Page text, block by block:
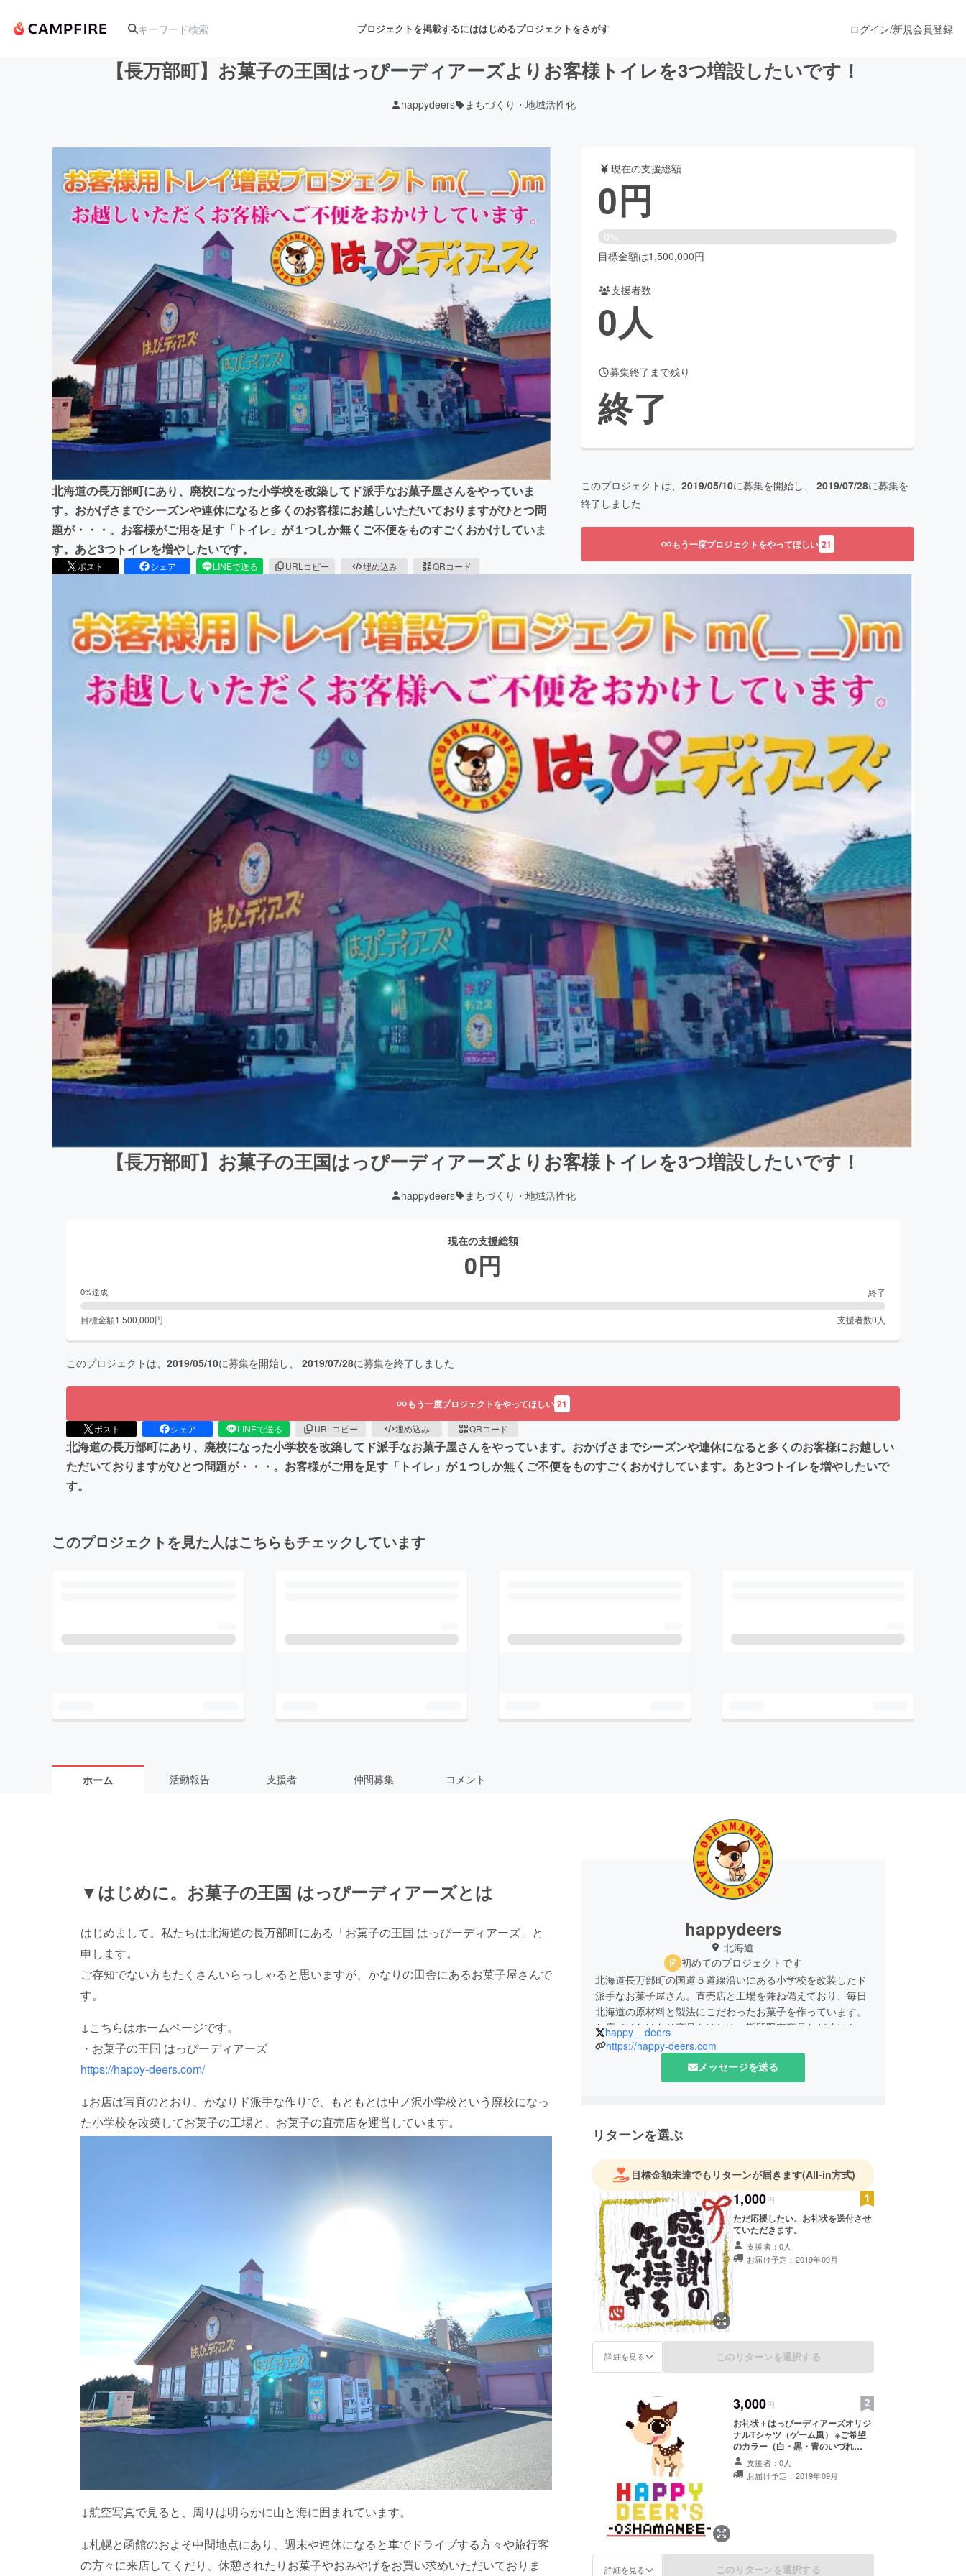
プロジェクトを掲載するにははじめるプロジェクトをさがす
アート・写真 音楽 舞台・パフォーマンス
テクノロジー・ガジェット ゲーム・サービス開発 フード・飲食店
書籍・雑誌出版 アニメ・漫画
ビジネス・起業 ビューティー・ヘルスケア
まちづくり・地域活性化
CAMPFIRE for Social GoodCAMPFIRE Creation
CAMPFIREふるさと納税
machi-ya
ログイン/新規会員登録
【長万部町】お菓子の王国はっぴーディアーズよりお客様トイレを3つ増設したいです！
happydeers まちづくり・地域活性化
北海道の長万部町にあり、廃校になった小学校を改築してド派手なお菓子屋さんをやっていま
す。おかげさまでシーズンや連休になると多くのお客様にお越しいただいておりますがひとつ問
題が・・・。お客様がご用を足す「トイレ」が１つしか無くご不便をものすごくおかけしていま
す。あと3つトイレを増やしたいです。
ポスト シェア LINEで送る URLコピー 埋め込み QRコード
現在の支援総額
0円
0%
目標金額は1,500,000円
支援者数
0人
募集終了まで残り
終了
このプロジェクトは、 2019/05/10に募集を開始し、 2019/07/28に募集を
終了しました
もう一度プロジェクトをやってほしい 21
【長万部町】お菓子の王国はっぴーディアーズよりお客様トイレを3つ増設したいです！
happydeers まちづくり・地域活性化
現在の支援総額
0円
0%達成 終了
目標金額1,500,000円 支援者数0 人
このプロジェクトは、 2019/05/10に募集を開始し、 2019/07/28に募集を終了しました
もう一度プロジェクトをやってほしい 21
ポスト シェア LINEで送る URLコピー 埋め込み QRコード
北海道の長万部町にあり、廃校になった小学校を改築してド派手なお菓子屋さんをやっています。おかげさまでシーズンや連休になると多くのお客様にお越しい
ただいておりますがひとつ問題が・・・。お客様がご用を足す「トイレ」が１つしか無くご不便をものすごくおかけしています。あと3つトイレを増やしたいで
す。
このプロジェクトを見た人はこちらもチェックしています
ホーム 活動報告 支援者 仲間募集 コメント
▼はじめに。お菓子の王国 はっぴーディアーズとは
はじめまして。私たちは北海道の長万部町にある「お菓子の王国 はっぴーディアーズ」と
申します。
ご存知でない方もたくさんいらっしゃると思いますが、かなりの田舎にあるお菓子屋さんで
す。
↓こちらはホームページです。
・お菓子の王国 はっぴーディアーズ
https://happy-deers.com/
↓お店は写真のとおり、かなりド派手な作りで、もともとは中ノ沢小学校という廃校になっ
た小学校を改築してお菓子の工場と、お菓子の直売店を運営しています。
↓航空写真で見ると、周りは明らかに山と海に囲まれています。
↓札幌と函館のおよそ中間地点にあり、週末や連休になると車でドライブする方々や旅行客
の方々に来店してくだり、休憩されたりお菓子やおみやげをお買い求めいただいておりま
happydeers
北海道
初めてのプロジェクトです
北海道長万部町の国道５道線沿いにある小学校を改装したド
派手なお菓子屋さん。直売店と工場を兼ね備えており、毎日
北海道の原材料と製法にこだわったお菓子を作っています。
お店ではわけあり商品をはじめ、期間限定商品など他にもい
ろんなお土産も購入できます。
happy__deers
https://happy-deers.com
メッセージを送る
リターンを選ぶ
目標金額未達でもリターンが届きます(All-in方式)
1,000円
ただ応援したい。お礼状を送付させ
ていただきます。
支援者：0人
お届け予定：2019年09月
詳細を見る このリターンを選択する
3,000円
お礼状＋はっぴーディアーズオリジ
ナルTシャツ（ゲーム風） ※ご希望
のカラー（白・黒・青のいづれ
か）、サイズは（S/M/L/XL/2XLのい
づれか）選択できます。
支援者：0人
お届け予定：2019年09月
詳細を見る このリターンを選択する